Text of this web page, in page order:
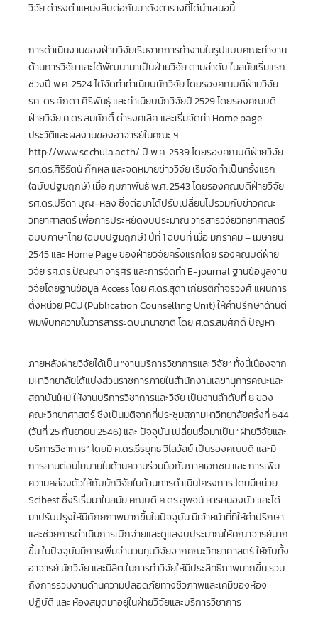
วิจัย ดำรงตำแหน่งสืบต่อกันมาดังตารางที่ได้นำเสนอนี้
การดำเนินงานของฝ่ายวิจัยเริ่มจากการทำงานในรูปแบบคณะทำงาน
ด้านการวิจัย และได้พัฒนามาเป็นฝ่ายวิจัย ตามลำดับ ในสมัยเริ่มแรก
ช่วงปี พ.ศ. 2524 ได้จัดทำทำเนียบนักวิจัย โดยรองคณบดีฝ่ายวิจัย
รศ. ดร.ศักดา ศิริพันธุ์ และทำเนียบนักวิจัยปี 2529 โดยรองคณบดี
ฝ่ายวิจัย ศ.ดร.สมศักดิ์ ดำรงค์เลิศ และเริ่มจัดทำ Home page
ประวัติและผลงานของอาจารย์ในคณะ ฯ
http://www.sc.chula.ac.th/ ปี พ.ศ. 2539 โดยรองคณบดีฝ่ายวิจัย
รศ.ดร.ศิริรัตน์ ก๊กผล และจดหมายข่าววิจัย เริ่มจัดทำเป็นครั้งแรก
(ฉบับปฐมฤกษ์) เมื่อ กุมภาพันธ์ พ.ศ. 2543 โดยรองคณบดีฝ่ายวิจัย
รศ.ดร.ปรีดา บุญ-หลง ซึ่งต่อมาได้ปรับเปลี่ยนไปรวมกับข่าวคณะ
วิทยาศาสตร์ เพื่อการประหยัดงบประมาณ วารสารวิจัยวิทยาศาสตร์
ฉบับภาษาไทย (ฉบับปฐมฤกษ์) ปีที่ 1 ฉบับที่ เมื่อ มกราคม – เมษายน
2545 และ Home Page ของฝ่ายวิจัยครั้งแรกโดย รองคณบดีฝ่าย
วิจัย รศ.ดร.ปัญญา จารุศิริ และการจัดทำ E-journal ฐานข้อมูลงาน
วิจัยโดยฐานข้อมูล Access โดย ศ.ดร.สุดา เกียรติกำจรวงศ์ แผนการ
ตั้งหน่วย PCU (Publication Counselling Unit) ให้คำปรึกษาด้านตี
พิมพ์บทความในวารสารระดับนานาชาติ โดย ศ.ดร.สมศักดิ์ ปัญหา
ภายหลังฝ่ายวิจัยได้เป็น “งานบริการวิชาการและวิจัย” ทั้งนี้เนื่องจาก
มหาวิทยาลัยได้แบ่งส่วนราชการภายในสำนักงานเลขานุการคณะและ
สถาบันใหม่ ให้งานบริการวิชาการและวิจัย เป็นงานลำดับที่ 8 ของ
คณะวิทยาศาสตร์ ซึ่งเป็นมติจากที่ประชุมสภามหาวิทยาลัยครั้งที่ 644
(วันที่ 25 กันยายน 2546) และ ปัจจุบัน เปลี่ยนชื่อมาเป็น “ฝ่ายวิจัยและ
บริการวิชาการ” โดยมี ศ.ดร.ธีรยุทธ วิไลวัลย์ เป็นรองคณบดี และมี
การสานต่อนโยบายในด้านความร่วมมือกับภาคเอกชน และ การเพิ่ม
ความคล่องตัวให้กับนักวิจัยในด้านการดำเนินโครงการ โดยมีหน่วย
Scibest ซึ่งริเริ่มมาในสมัย คณบดี ศ.ดร.สุพจน์ หารหนองบัว และได้
มาปรับปรุงให้มีศักยภาพมากขึ้นในปัจจุบัน มีเจ้าหน้าที่ที่ให้คำปรึกษา
และช่วยการดำเนินการเบิกจ่ายและดูแลงบประมาณให้คณาจารย์มาก
ขึ้น ในปัจจุบันมีการเพิ่มจำนวนทุนวิจัยจากคณะวิทยาศาสตร์ ให้กับทั้ง
อาจารย์ นักวิจัย และนิสิต ในการทำวิจัยให้มีประสิทธิภาพมากขึ้น รวม
ถึงการรวมงานด้านความปลอดภัยทางชีวภาพและเคมีของห้อง
ปฏิบัติ และ ห้องสมุดมาอยู่ในฝ่ายวิจัยและบริการวิชาการ